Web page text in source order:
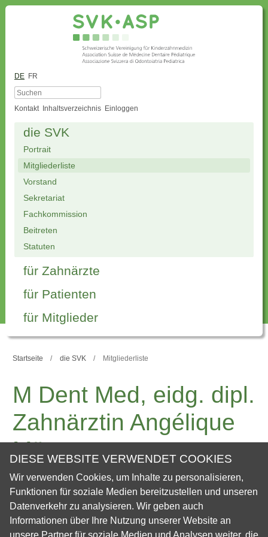
DIESE WEBSITE VERWENDET COOKIES
Wir verwenden Cookies, um Inhalte zu personalisieren,
Funktionen für soziale Medien bereitzustellen und unseren
Datenverkehr zu analysieren. Wir geben auch
Informationen über Ihre Nutzung unserer Website an
unsere Partner für soziale Medien und Analysen weiter, die
DE FR
Kontakt Inhaltsverzeichnis Einloggen
die SVK
Portrait
Mitgliederliste
Vorstand
Sekretariat
Fachkommission
Beitreten
Statuten
für Zahnärzte
für Patienten
für Mitglieder
Startseite die SVK Mitgliederliste
M Dent Med, eidg. dipl.
Zahnärztin Angélique
Mürset
Personal Data
Vorname Angélique